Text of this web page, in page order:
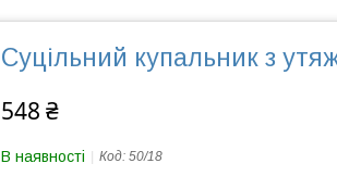
Суцільний купальник з
548 ₴
В наявності Код: 50/18